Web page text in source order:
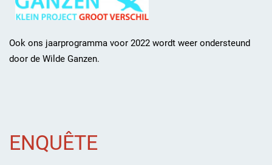
Ook ons jaarprogramma voor 2022 wordt weer ondersteund
door de Wilde Ganzen.
ENQUÊTE